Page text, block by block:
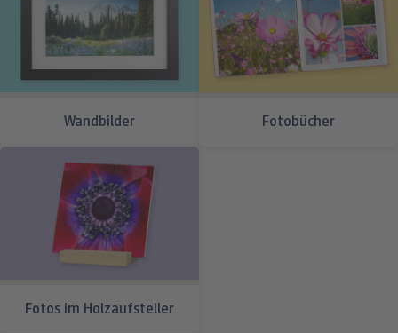
Wandbilder Fotobücher
Fotos im Holzaufsteller